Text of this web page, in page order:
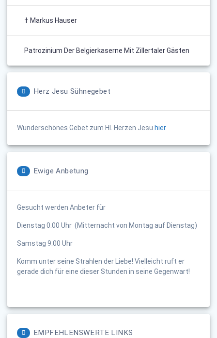
† Markus Hauser
Patrozinium Der Belgierkaserne Mit Zillertaler Gästen
Herz Jesu Sühnegebet
Wunderschönes Gebet zum Hl. Herzen Jesu hier
Ewige Anbetung
Gesucht werden Anbeter für
Dienstag 0.00 Uhr (Mitternacht von Montag auf Dienstag)
Samstag 9.00 Uhr
Komm unter seine Strahlen der Liebe! Vielleicht ruft er
gerade dich für eine dieser Stunden in seine Gegenwart!
EMPFEHLENSWERTE LINKS